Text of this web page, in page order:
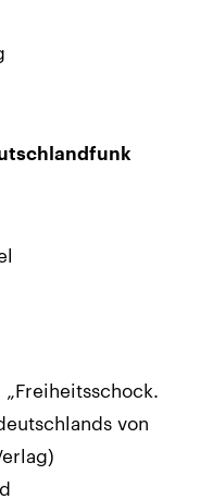
„Freiheitsschock.
von